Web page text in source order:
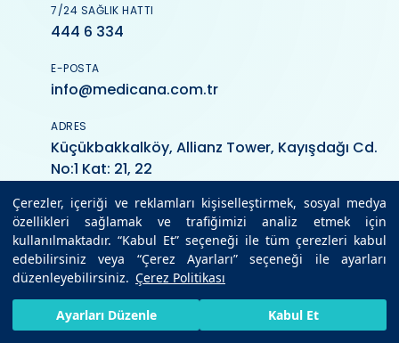
Çerezler, içeriği ve reklamları kişiselleştirmek, sosyal medya
özellikleri sağlamak ve trafiğimizi analiz etmek için
kullanılmaktadır. “Kabul Et” seçeneği ile tüm çerezleri kabul
edebilirsiniz veya “Çerez Ayarları” seçeneği ile ayarları
düzenleyebilirsiniz. Çerez Politikası
Ayarları Düzenle Kabul Et
7/24 SAĞLIK HATTI
444 6 334
E-POSTA
info@medicana.com.tr
ADRES
Küçükbakkalköy, Allianz Tower, Kayışdağı Cd.
No:1 Kat: 21, 22
Medicana
HIZLI RANDEVU AL BIZE ULAŞIN